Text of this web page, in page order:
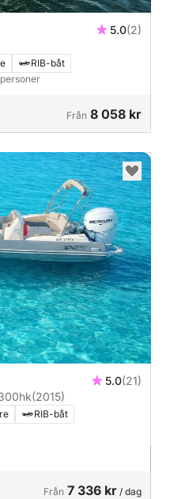
5.0(2)
RIB-båt
Från 8 058 kr
5.0(21)
båt Black Fin Élégance 8 300hk(2015)
RIB-båt
Från 7 336 kr / dag